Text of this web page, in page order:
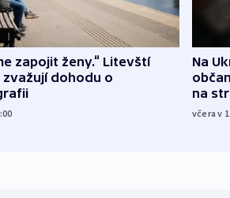
zapojit ženy.“ Litevští
zvažují dohodu o
Na
na
včera v